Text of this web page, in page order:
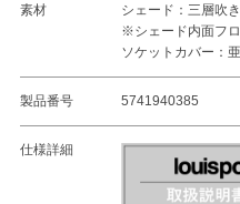
素材
シェード：三層吹
※シェード内面フ
ソケットカバー：
製品番号 5741940385
仕様詳細